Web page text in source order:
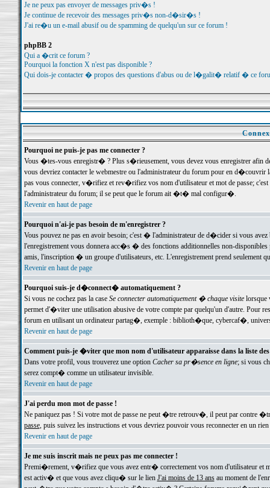
Je ne peux pas envoyer de messages priv�s !
Je continue de recevoir des messages priv�s non-d�sir�s !
J'ai re�u un e-mail abusif ou de spamming de quelqu'un sur ce forum !
phpBB 2
Qui a �crit ce forum ?
Pourquoi la fonction X n'est pas disponible ?
Qui dois-je contacter � propos des questions d'abus ou de l�galit� relatif � ce
Pourquoi ne puis-je pas me connecter ?
Vous �tes-vous enregistr� ? Plus s�rieusement, vous devez vous enregistrer
vous devriez contacter le webmestre ou l'administrateur du forum pour en
pas vous connecter, v�rifiez et rev�rifiez vos nom d'utilisateur et mot de passe;
l'administrateur du forum; il se peut que le forum ait �t� mal configur�.
Revenir en haut de page
Pourquoi n'ai-je pas besoin de m'enregistrer ?
Vous pouvez ne pas en avoir besoin; c'est � l'administrateur de d�cider si vous
l'enregistrement vous donnera acc�s � des fonctions additionnelles non-
amis, l'inscription � un groupe d'utilisateurs, etc. L'enregistrement prend seulement
Revenir en haut de page
Pourquoi suis-je d�connect� automatiquement ?
Si vous ne cochez pas la case Se connecter automatiquement � chaque visitelorsque
permet d'�viter une utilisation abusive de votre compte par quelqu'un d'autre. Pour
forum en utilisant un ordinateur partag�, exemple : biblioth�que, cybercaf�,
Revenir en haut de page
Comment puis-je �viter que mon nom d'utilisateur apparaisse dans la liste
Dans votre profil, vous trouverez une option Cacher sa pr�sence en ligne; si vous
serez compt� comme un utilisateur invisible.
Revenir en haut de page
J'ai perdu mon mot de passe !
Ne paniquez pas ! Si votre mot de passe ne peut �tre retrouv�, il peut par contre
passe, puis suivez les instructions et vous devriez pouvoir vous reconnecter en un rien
Revenir en haut de page
Je me suis inscrit mais ne peux pas me connecter !
Premi�rement, v�rifiez que vous avez entr� correctement vos nom d'utilisateur
est activ� et que vous avez cliqu� sur le lien J'ai moins de 13 ansau moment de